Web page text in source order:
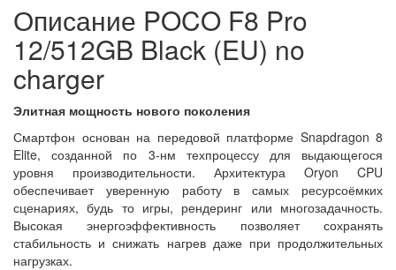
Описание POCO F8 Pro
12/512GB Black (EU) no
charger
Элитная мощность нового поколения
Смартфон основан на передовой платформе Snapdragon 8
Elite, созданной по 3-нм техпроцессу для выдающегося
уровня производительности. Архитектура Oryon CPU
обеспечивает уверенную работу в самых ресурсоёмких
сценариях, будь то игры, рендеринг или многозадачность.
Высокая энергоэффективность позволяет сохранять
стабильность и снижать нагрев даже при продолжительных
нагрузках.